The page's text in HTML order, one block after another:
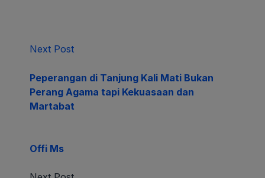
Next Post
Peperangan di Tanjung Kali Mati Bukan
Perang Agama tapi Kekuasaan dan
Martabat
Offi Ms